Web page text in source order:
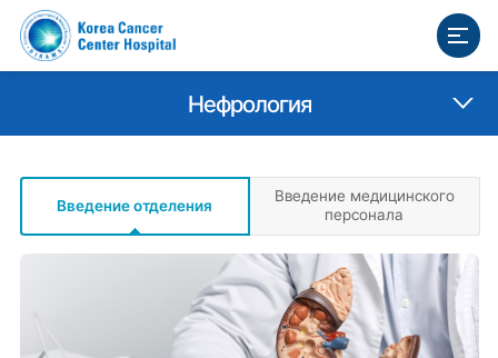
Нефрология
Введение отделения
Введение медицинского
персонала